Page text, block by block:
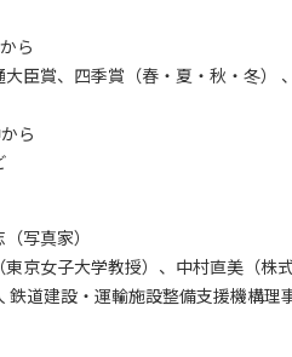
ら
臣賞、四季賞（春・夏・秋・冬）
ら
写真家）
京女子大学教授）、中村直美（株
鉄道建設・運輸施設整備支援機構理